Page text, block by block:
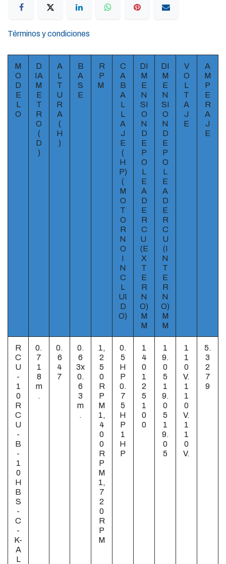
Términos y condiciones
M
O
D
E
L
O
D
IA
M
E
T
R
O
(
D
)
A
L
T
U
R
A
(
H
)
B
A
S
E
R
P
M
C
A
B
A
L
L
A
J
E
(
H
P)
(
M
O
T
O
R
N
O
I
N
C
L
UI
D
O)
DI
M
E
N
SI
O
N
D
E
P
O
L
E
A
D
E
R
C
U
(E
X
T
E
R
N
O)
M
M
DI
M
E
N
SI
O
N
D
E
P
O
L
E
A
D
E
R
C
U
(I
N
T
E
R
N
O)
M
M
V
O
L
T
A
J
E
A
M
P
E
R
A
J
E
R
C
U
-
1
0
R
C
U
-
B
-
1
0
H
B
S
-
C
-
K-
A
L
0.
7
1
8
m
.
0.
6
4
7
0.
6
3x
0.
6
3
m
.
1,
2
5
0
R
P
M
1,
4
0
0
R
P
M
1,
7
2
0
R
P
M
0.
5
H
P
0.
7
5
H
P
1
H
P
1
4
0
1
2
5
1
0
0
1
9.
0
5
1
9.
0
5
1
9.
0
5
1
1
0
V.
1
1
0
V.
1
1
0
V.
5.
3
2
7
9